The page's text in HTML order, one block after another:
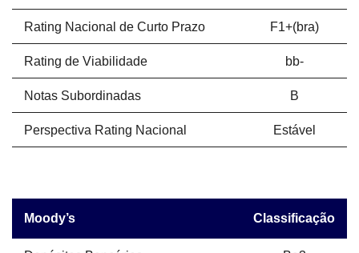
Rating Nacional de Curto Prazo F1+(bra)
Rating de Viabilidade bb-
Notas Subordinadas B
Perspectiva Rating Nacional Estável
Moody’s Classificação